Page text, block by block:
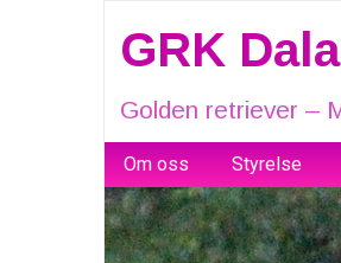
GRK
Golden retriever –
Om oss Styrelse